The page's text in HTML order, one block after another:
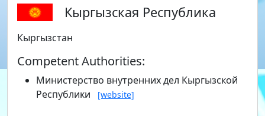
Кыргызская Республика
Кыргызстан
Competent Authorities:
Министерство внутренних дел Кыргызской
Республики
[website]